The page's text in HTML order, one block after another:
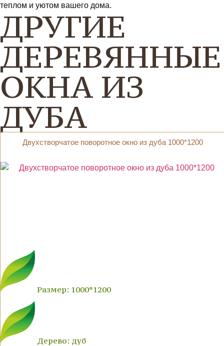
теплом и уютом вашего дома.
ДРУГИЕ
ДЕРЕВЯННЫЕ
ОКНА ИЗ
ДУБА
Двухстворчатое поворотное окно из дуба 1000*1200
Размер: 1000*1200
Дерево: дуб